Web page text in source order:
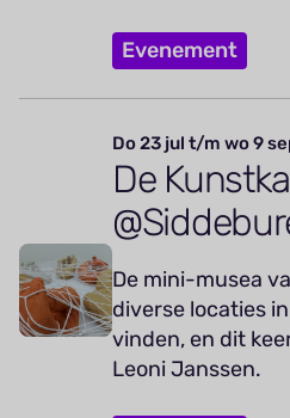
Evenement
Do 23 jul t/m wo 9
De
De mini-musea
diverse locaties
vinden, en dit
Leoni Janssen.